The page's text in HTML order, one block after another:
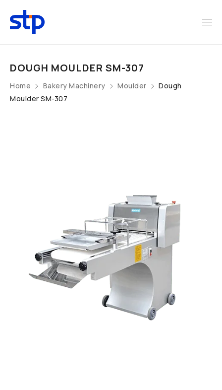
Home Bakery Machinery Moulder
Dough
Moulder SM-307
DOUGH MOULDER SM-307